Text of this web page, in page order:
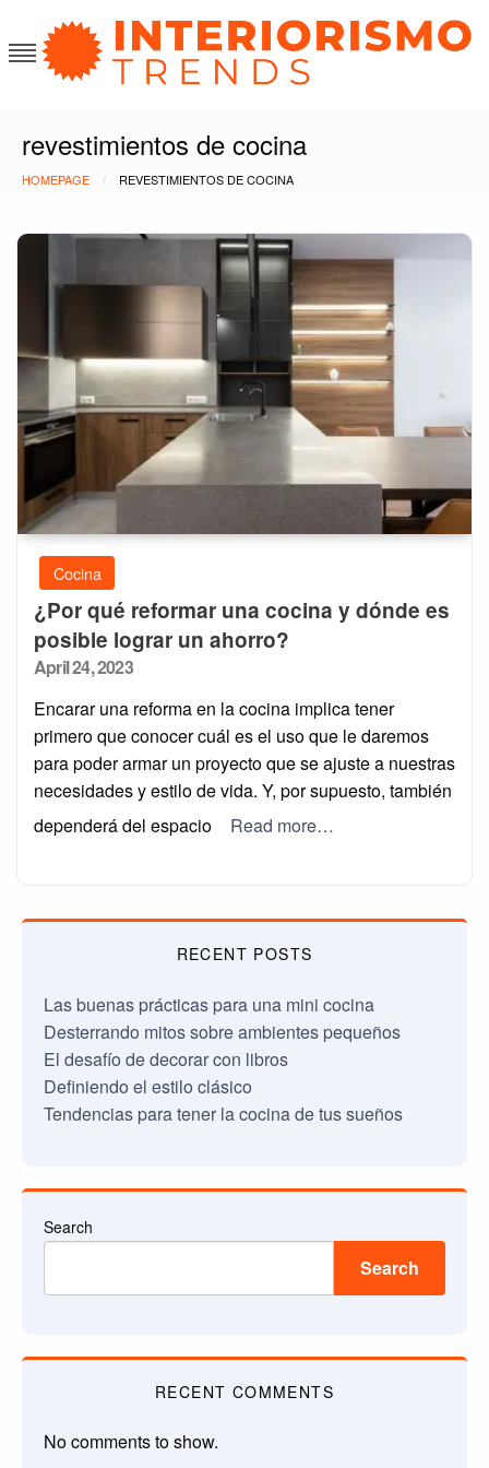
to
content
revestimientos de cocina
HOMEPAGE REVESTIMIENTOS DE COCINA
Cocina
¿Por qué reformar una cocina y dónde es
posible lograr un ahorro?
Posted
April 24, 2023
Encarar una reforma en la cocina implica tener
primero que conocer cuál es el uso que le daremos
para poder armar un proyecto que se ajuste a nuestras
necesidades y estilo de vida. Y, por supuesto, también
dependerá del espacio
Read more…
RECENT POSTS
Las buenas prácticas para una mini cocina
Desterrando mitos sobre ambientes pequeños
El desafío de decorar con libros
Definiendo el estilo clásico
Tendencias para tener la cocina de tus sueños
Search
Search
RECENT COMMENTS
No comments to show.